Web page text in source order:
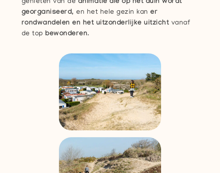
genieten van de animatie die op het duin wordt
georganiseerd, en het hele gezin kaner
rondwandelen en het uitzonderlijke uitzicht vanaf
de topbewonderen.